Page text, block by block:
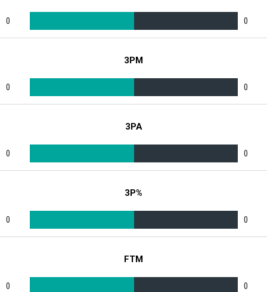
0 0
3PM
0 0
3PA
0 0
3P%
0 0
FTM
0 0